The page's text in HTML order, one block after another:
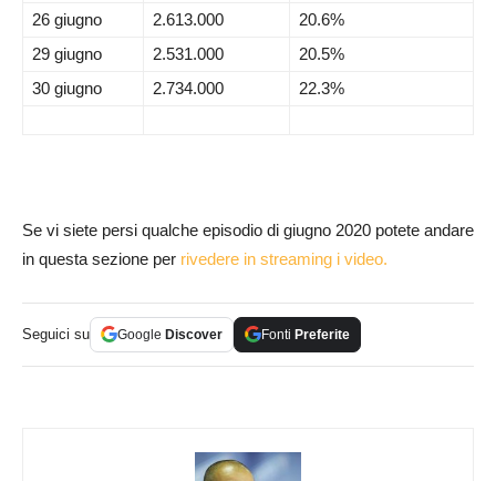
26 giugno
2.613.000
20.6%
29 giugno
2.531.000
20.5%
30 giugno
2.734.000 22.3%
Se vi siete persi qualche episodio di giugno 2020 potete andare
in questa sezione per rivedere in streaming i video.
Seguici su Google Discover Fonti Preferite